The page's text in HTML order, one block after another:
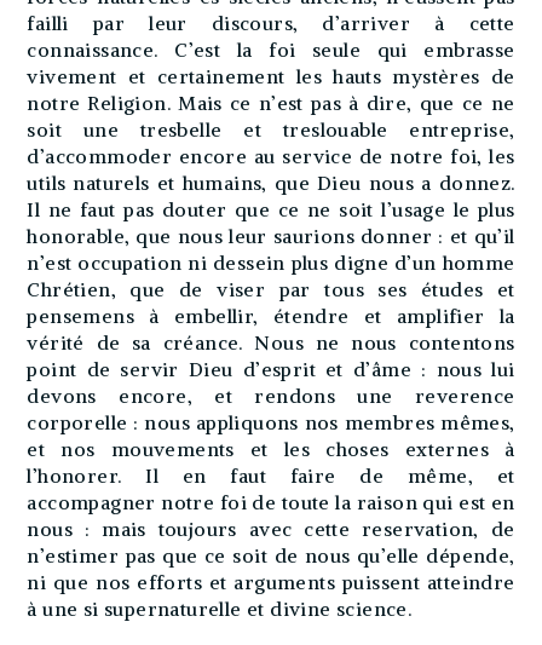
failli par leur discours, d’arriver à cette
connaissance. C’est la foi seule qui embrasse
vivement et certainement les hauts mystères de
notre Religion. Mais ce n’est pas à dire, que ce ne
soit une tresbelle et treslouable entreprise,
d’accommoder encore au service de notre foi, les
utils naturels et humains, que Dieu nous a donnez.
Il ne faut pas douter que ce ne soit l’usage le plus
honorable, que nous leur saurions donner : et qu’il
n’est occupation ni dessein plus digne d’un homme
Chrétien, que de viser par tous ses études et
pensemens à embellir, étendre et amplifier la
vérité de sa créance. Nous ne nous contentons
point de servir Dieu d’esprit et d’âme : nous lui
devons encore, et rendons une reverence
corporelle : nous appliquons nos membres mêmes,
et nos mouvements et les choses externes à
l’honorer. Il en faut faire de même, et
accompagner notre foi de toute la raison qui est en
nous : mais toujours avec cette reservation, de
n’estimer pas que ce soit de nous qu’elle dépende,
ni que nos efforts et arguments puissent atteindre
à une si supernaturelle et divine science.